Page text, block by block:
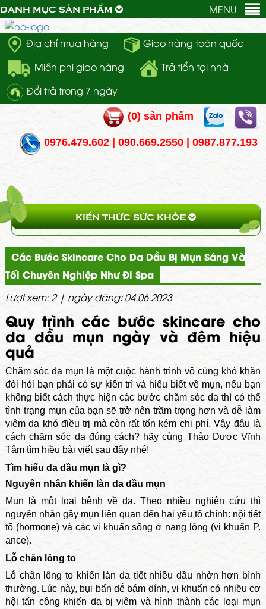
Địa chỉ mua hàng
Giao hàng toàn quốc
Miễn phí giao hàng
Trả tiển tại nhà
Đổi trả trong 7 ngày
(0) sản phẩm
0976.479.602 | 090.669.2550 | 0987.877.193
MENU
DANH MỤC SẢN PHẨM
KIẾN THỨC SỨC KHỎE
Các Bước Skincare Cho Da Dầu Bị Mụn Sáng Và
Tối Chuyên Nghiệp Như Đi Spa
Lượt xem: 2 | ngày đăng: 04.06.2023
Quy trình các bước skincare cho
da dầu mụn ngày và đêm hiệu
quả
Chăm sóc da mụn là một cuộc hành trình vô cùng khó khăn
đòi hỏi bạn phải có sự kiên trì và hiểu biết về mụn, nếu bạn
không biết cách thực hiện các bước chăm sóc da thì có thể
tình trạng mụn của bạn sẽ trở nên trầm trọng hơn và dễ làm
viêm da khó điều trị mà còn rất tốn kém chi phí. Vậy đâu là
cách chăm sóc da đúng cách? hãy cùng Thảo Dược Vĩnh
Tâm tìm hiều bài viết sau đây nhé!
Tìm hiểu da dầu mụn là gì?
Nguyên nhân khiến làn da dầu mụn
Mụn là một loại bệnh về da. Theo nhiều nghiên cứu thì
nguyên nhân gây mụn liên quan đến hai yếu tố chính: nội tiết
tố (hormone) và các vi khuẩn sống ở nang lông (vi khuẩn P.
ance).
Lỗ chân lông to
Lỗ chân lông to khiến làn da tiết nhiều dầu nhờn hơn bình
thường. Lúc này, bụi bẩn dễ bám dính, vi khuẩn có nhiều cơ
hội tấn công khiến da bị viêm và hình thành các loại mụn